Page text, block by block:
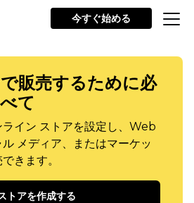
今すぐ始める
販売するために必
て
イン ストアを設定し、Web
メディア、またはマーケッ
きます。
トアを作成する